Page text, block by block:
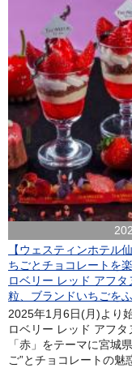
【ウェスティンホテル
ちごとチョコレートを
ロベリー レッド アフ
粒、ブランドいちごを
2025年1月6日(月)より
ロベリー レッド アフ
「赤」をテーマに宮城
ご”とチョコレートの魅